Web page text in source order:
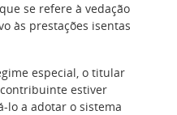
se refere à vedação
às prestações isentas
especial, o titular
estiver
lo a adotar o sistema